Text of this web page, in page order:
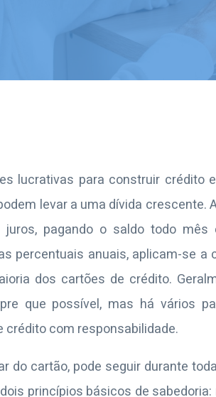
lucrativas para construir crédito
levar a uma dívida crescente.
pagando o saldo todo
percentuais anuais, aplicam-se a
dos cartões de crédito.
que possível, mas há vários
crédito com responsabilidade.
do cartão, pode seguir durante
princípios básicos de